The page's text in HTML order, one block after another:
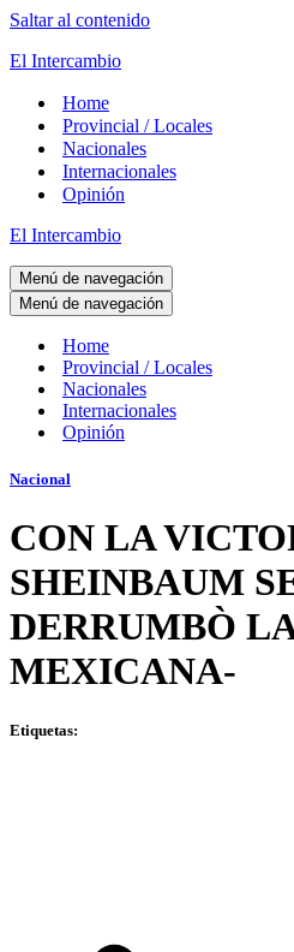
Saltar al contenido
El Intercambio
Home
Provincial / Locales
Nacionales
Internacionales
Opinión
El Intercambio
Menú de navegación
Menú de navegación
Home
Provincial / Locales
Nacionales
Internacionales
Opinión
Nacional
CON LA
SHEINBAUM
DERRUMBÒ
MEXICANA-
Etiquetas: